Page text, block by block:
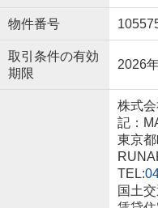
物件番号
取引条件の有効
期限
2026
株式
記：
東京
TEL:
国土